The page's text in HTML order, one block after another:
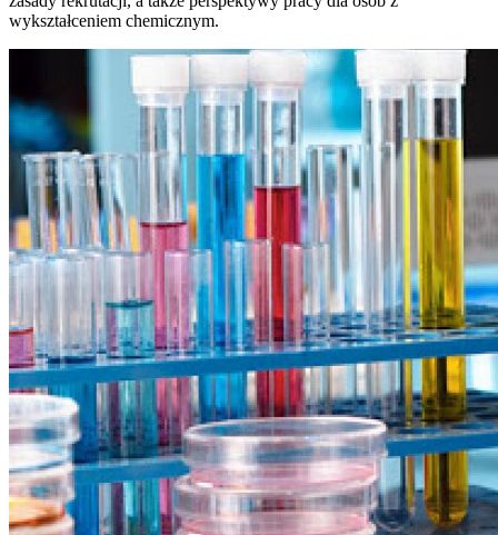
wykształceniem chemicznym.